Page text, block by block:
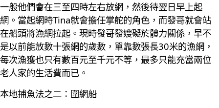
一般他們會在三至四時左右放網，然後待翌日早上起
網。當起網時Tina就會擔任掌舵的角色，而發哥就會站
在船頭將漁網拉起。現時發哥發嫂礙於體力關係，早不
是以前能放數十張網的歲數，單靠數張長30米的漁網，
每次漁獲也只有數百元至千元不等，最多只能充當兩位
老人家的生活費而已。
本地捕魚法之二：圍網船